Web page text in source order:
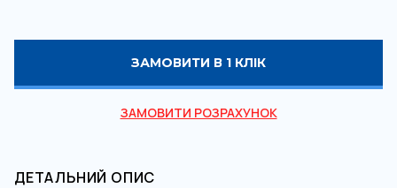
ЗАМОВИТИ В 1 КЛІК
ЗАМОВИТИ РОЗРАХУНОК
ДЕТАЛЬНИЙ ОПИС